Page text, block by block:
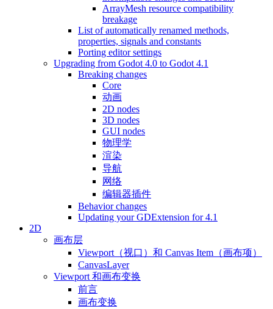
ArrayMesh resource compatibility
breakage
List of automatically renamed methods,
properties, signals and constants
Porting editor settings
Upgrading from Godot 4.0 to Godot 4.1
Breaking changes
Core
动画
2D nodes
3D nodes
GUI nodes
物理学
渲染
导航
网络
编辑器插件
Behavior changes
Updating your GDExtension for 4.1
2D
画布层
Viewport（视口）和 Canvas Item（画布项）
CanvasLayer
Viewport 和画布变换
前言
画布变换